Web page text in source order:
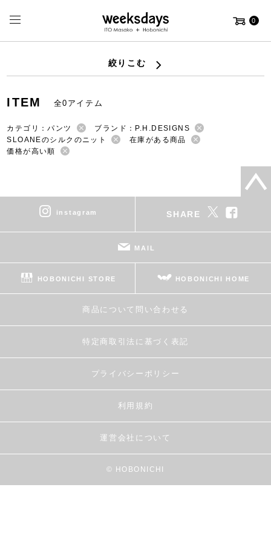
0
絞りこむ
ITEM 全0アイテム
カテゴリ：パンツ
ブランド：P.H.DESIGNS
SLOANEのシルクのニット
在庫がある商品
価格が高い順
instagram SHARE
MAIL
HOBONICHI STORE HOBONICHI HOME
商品について問い合わせる
特定商取引法に基づく表記
プライバシーポリシー
利用規約
運営会社について
© HOBONICHI